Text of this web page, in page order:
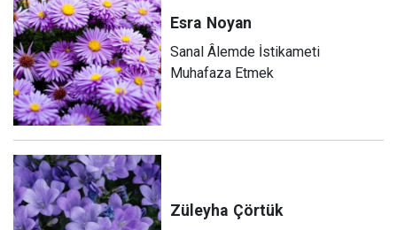
Esra Noyan
Sanal Âlemde İstikameti
Muhafaza Etmek
Züleyha Çörtük